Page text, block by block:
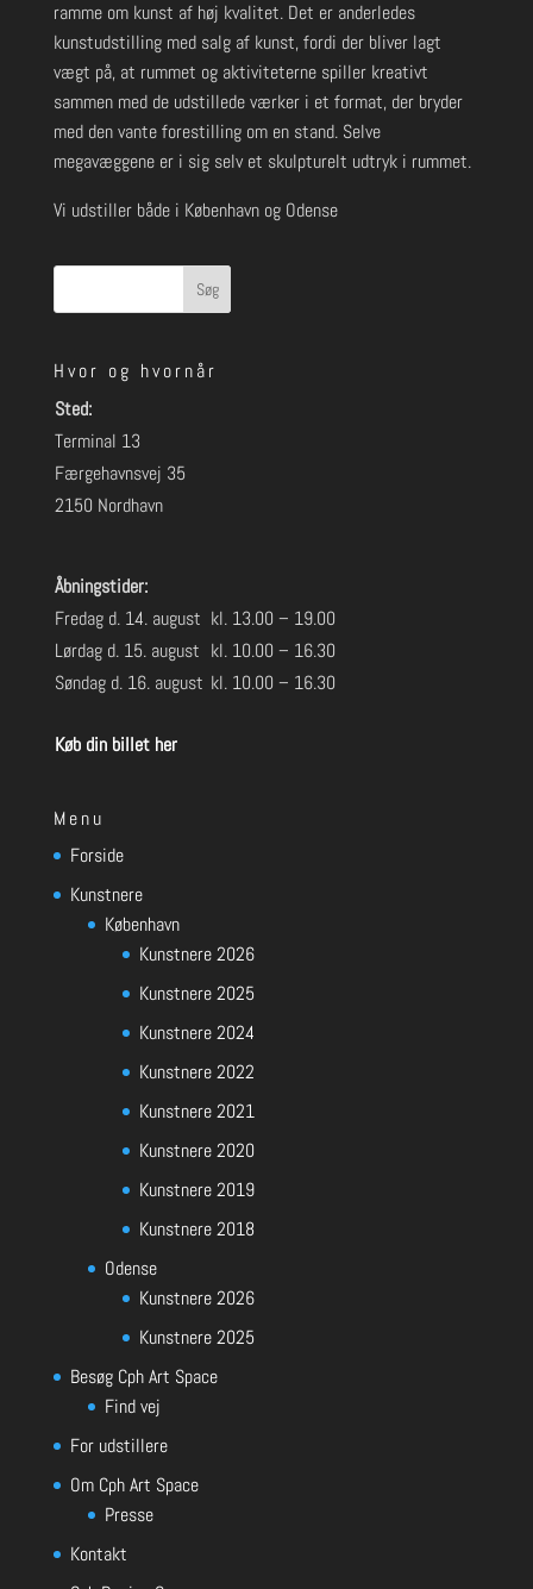
ramme om kunst af høj kvalitet. Det er anderledes
kunstudstilling med salg af kunst, fordi der bliver lagt
vægt på, at rummet og aktiviteterne spiller kreativt
sammen med de udstillede værker i et format, der bryder
med den vante forestilling om en stand. Selve
megavæggene er i sig selv et skulpturelt udtryk i rummet.
Vi udstiller både i København og Odense
Søg
Hvor og hvornår
Sted:
Terminal 13
Færgehavnsvej 35
2150 Nordhavn
Åbningstider:
Fredag d. 14. august kl. 13.00 – 19.00
Lørdag d. 15. august kl. 10.00 – 16.30
Søndag d. 16. august kl. 10.00 – 16.30
Køb din billet her
Menu
Forside
Kunstnere
København
Kunstnere 2026
Kunstnere 2025
Kunstnere 2024
Kunstnere 2022
Kunstnere 2021
Kunstnere 2020
Kunstnere 2019
Kunstnere 2018
Odense
Kunstnere 2026
Kunstnere 2025
Besøg Cph Art Space
Find vej
For udstillere
Om Cph Art Space
Presse
Kontakt